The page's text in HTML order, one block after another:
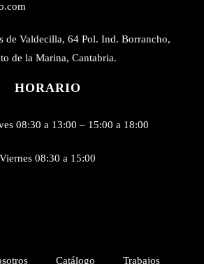
de Valdecilla, 64 Pol. Ind. Borrancho,
de la Marina, Cantabria.
HORARIO
08:30 a 13:00 – 15:00 a 18:00
Viernes 08:30 a 15:00
Catálogo Trabajos